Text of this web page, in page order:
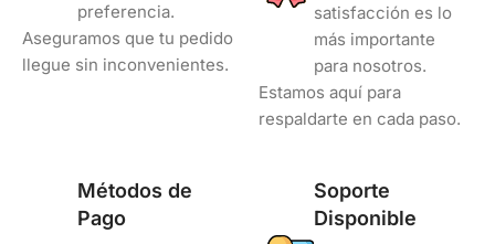
preferencia.
Aseguramos que tu pedido
llegue sin inconvenientes.
satisfacción es lo
más importante
para nosotros.
Estamos aquí para
respaldarte en cada paso.
Métodos de
Pago
Soporte
Disponible